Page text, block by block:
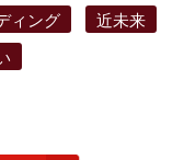
ィング
近未来